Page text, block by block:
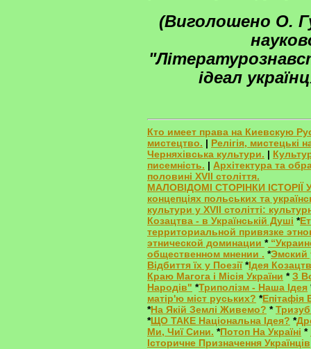
(Виголошено О.
ідеал
Кто имеет права на Киевскую
мистецтво. | Релігія, мистецькі
Черняхівська культури. |
писемність. | Архітектура та
половині ХVІІ століття.
МАЛОВІДОМІ СТОРІНКИ ІСТОРІЇ
концепціях польських та
культури у XVII столітті:
Козацтва - в Українській Душі *
территориальной привязке
этнической доминации *
общественном мнении . *Эмский
Відбиття їх у Поезії*Ідея
Краю Магога і Місія України *З
Народів" *Триполізм - Наша Ідея
матір'ю міст руських? *Епітафія
*На Якій Землі Живемо? *
*ЩО ТАКЕ Національна Ідея? *
Ми, Чиї Сини. *Потоп На Україні *
Історичне Призначення Українців